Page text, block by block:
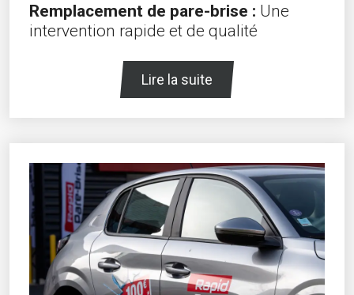
Remplacement de pare-brise : Une
intervention rapide et de qualité
Lire la suite